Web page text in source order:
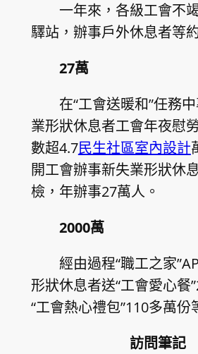
一年來，各級工會不
驛站，辦事戶外休息者等
27萬
在“工會送暖和”任務
業形狀休息者工會年夜慰
數超4.7民生社區室內設計
開工會辦事新失業形狀休
檢，年辦事27萬人。
2000萬
經由過程“職工之家
形狀休息者送“工會愛心餐
“工會熱心禮包”110多萬份
訪問筆記